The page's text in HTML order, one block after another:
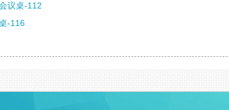
议桌-112
-116